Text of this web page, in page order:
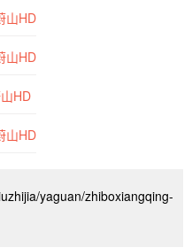
山HD
山HD
HD
山HD
yaguan/zhiboxiangqing-